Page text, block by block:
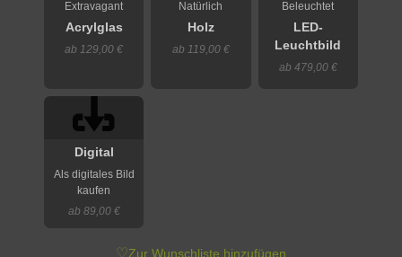
Extravagant
Acrylglas
ab 129,00 €
Natürlich
Holz
ab 119,00 €
Beleuchtet
LED-
Leuchtbild
ab 479,00 €
Digital
Als digitales Bild
kaufen
ab 89,00 €
♡Zur Wunschliste hinzufügen